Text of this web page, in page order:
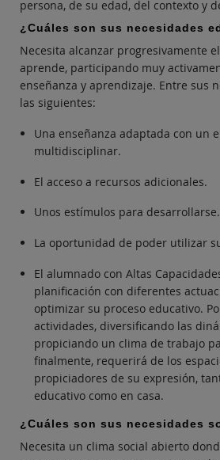
persona, de su edad, del contexto y
¿Cuáles son sus necesidades
Necesita alcanzar progresivamente
aprende, participando muy
enseñanza y aprendizaje. Entre sus
las siguientes:
Una enseñanza adaptada con un
multidisciplinar.
El acceso a recursos adicionales.
Unos estímulos para desarrollarse.
La oportunidad de poder utilizar
El alumnado con Altas
planificación con diferentes
optimizar su proceso educativo.
actividades, diversificando las
propiciando un clima de trabajo
finalmente, requerirá de los
propiciadores de su expresión,
educativo como en casa.
¿Cuáles son sus necesidades
Necesita un clima social abierto